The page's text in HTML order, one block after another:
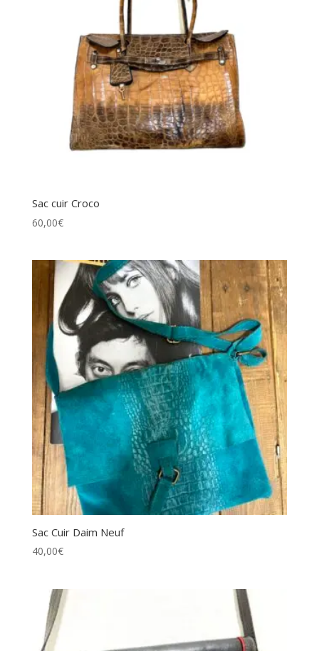
Sac cuir Croco
60,00€
Sac Cuir Daim Neuf
40,00€